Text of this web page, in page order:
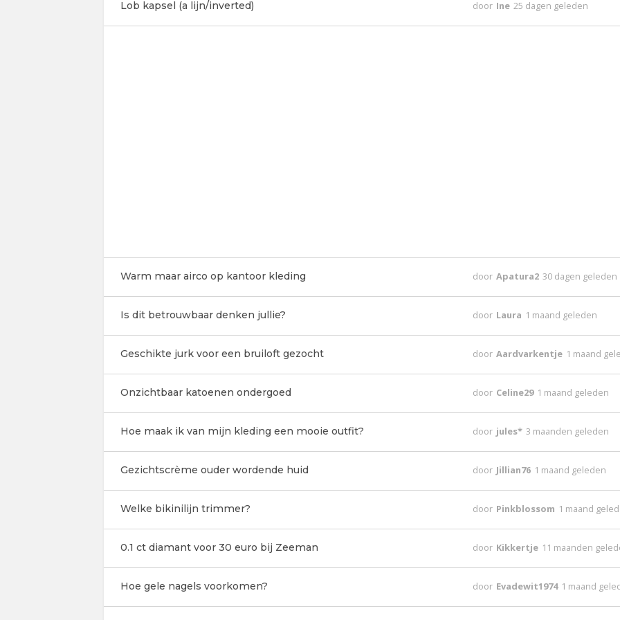
Lob kapsel (a lijn/inverted) door Ine 25 dagen geleden
Warm maar airco op kantoor kleding door Apatura2 30 dagen geleden
Is dit betrouwbaar denken jullie? door Laura 1 maand geleden
Geschikte jurk voor een bruiloft gezocht door Aardvarkentje 1 maand
Onzichtbaar katoenen ondergoed door Celine29 1 maand geleden
Hoe maak ik van mijn kleding een mooie outfit? door jules* 3 maanden geleden
Gezichtscrème ouder wordende huid door Jillian76 1 maand geleden
Welke bikinilijn trimmer? door Pinkblossom 1 maand
0.1 ct diamant voor 30 euro bij Zeeman door Kikkertje 11 maanden
Hoe gele nagels voorkomen? door Evadewit1974 1 maand